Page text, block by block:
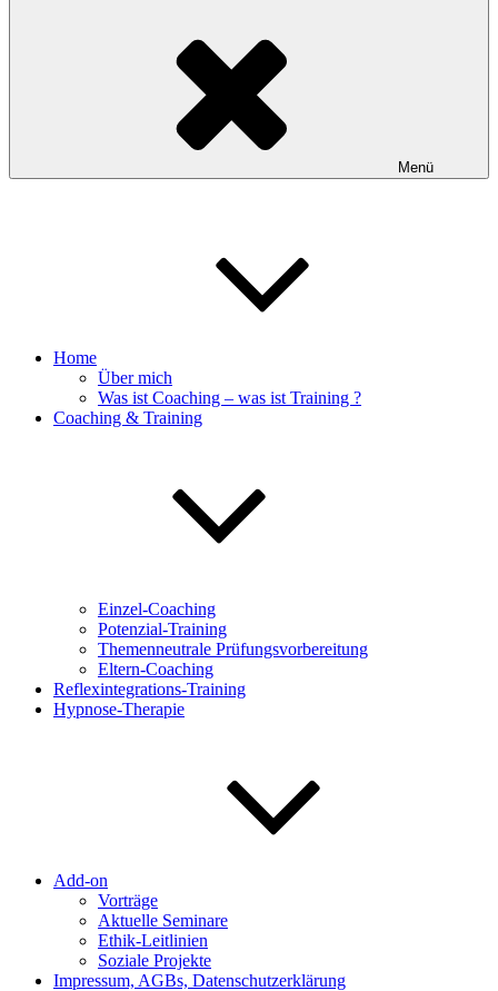
Menü
Home
Über mich
Was ist Coaching – was ist Training ?
Coaching & Training
Einzel-Coaching
Potenzial-Training
Themenneutrale Prüfungsvorbereitung
Eltern-Coaching
Reflexintegrations-Training
Hypnose-Therapie
Add-on
Vorträge
Aktuelle Seminare
Ethik-Leitlinien
Soziale Projekte
Impressum, AGBs, Datenschutzerklärung